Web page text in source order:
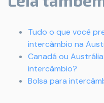
Tudo o que você
intercâmbio na
Canadá ou
intercâmbio?
Bolsa para